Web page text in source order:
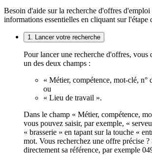
Besoin d'aide sur la recherche d'offres d'emploi
informations essentielles en cliquant sur l'étape
1. Lancer votre recherche
Pour lancer une recherche d'offres, vous
un des deux champs :
« Métier, compétence, mot-clé, n°
ou
« Lieu de travail ».
Dans le champ « Métier, compétence,
vous pouvez saisir, par exemple, «
« brasserie » en tapant sur la touche «
mot. Vous recherchez une offre précise ?
directement sa référence, par exemple